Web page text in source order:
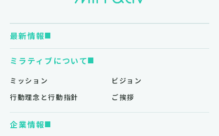
最新情報
ミラティブについて
ミッション
ビジョン
行動理念と行動指針
ご挨拶
企業情報